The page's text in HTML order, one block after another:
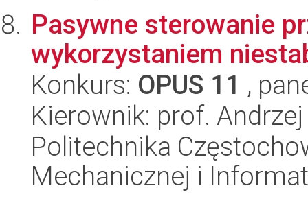
Pasywne sterowanie
wykorzystaniem
Konkurs: OPUS 11 ,
Kierownik: prof.
Politechnika
Mechanicznej i